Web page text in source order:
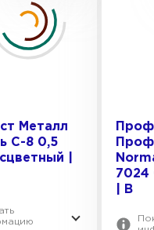
Металл
С-8 0,5
|
7024
| B
ПЕРЕЙТИ